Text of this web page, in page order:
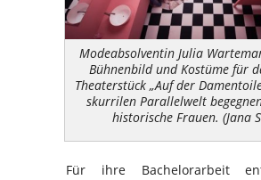
Modeabsolventin Julia
Bühnenbild und Kostüme für
Theaterstück „Auf der
skurrilen Parallelwelt
historische Frauen. (Jana
Für ihre Bachelorarbeit